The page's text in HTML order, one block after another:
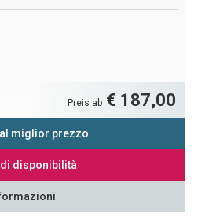
Preis ab € 187,00
miglior prezzo
disponibilità